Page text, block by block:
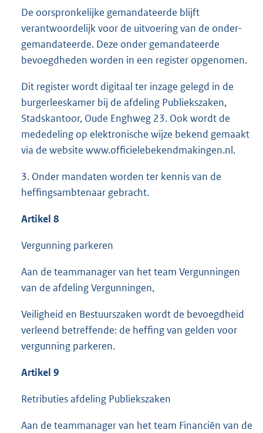
De oorspronkelijke gemandateerde blijft
verantwoordelijk voor de uitvoering van de onder-
gemandateerde. Deze onder gemandateerde
bevoegdheden worden in een register opgenomen.
Dit register wordt digitaal ter inzage gelegd in de
burgerleeskamer bij de afdeling Publiekszaken,
Stadskantoor, Oude Enghweg 23. Ook wordt de
mededeling op elektronische wijze bekend gemaakt
via de website www.officielebekendmakingen.nl.
3. Onder mandaten worden ter kennis van de
heffingsambtenaar gebracht.
Artikel 8
Vergunning parkeren
Aan de teammanager van het team Vergunningen
van de afdeling Vergunningen,
Veiligheid en Bestuurszaken wordt de bevoegdheid
verleend betreffende: de heffing van gelden voor
vergunning parkeren.
Artikel 9
Retributies afdeling Publiekszaken
Aan de teammanager van het team Financiën van de